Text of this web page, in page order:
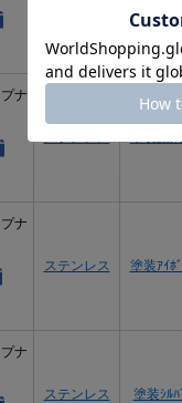
ナ
ナ
ステンレス 塗装ｱｲﾎ
ナ
ステンレス 塗装ｼﾙﾊ